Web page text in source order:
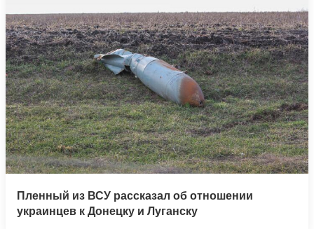
Пленный из ВСУ рассказал об отношении
украинцев к Донецку и Луганску